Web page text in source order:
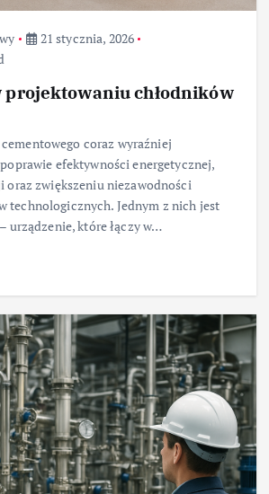
21 stycznia, 2026
projektowaniu chłodników
coraz wyraźniej
efektywności energetycznej,
oraz zwiększeniu niezawodności
technologicznych. Jednym z nich jest
urządzenie, które łączy w…